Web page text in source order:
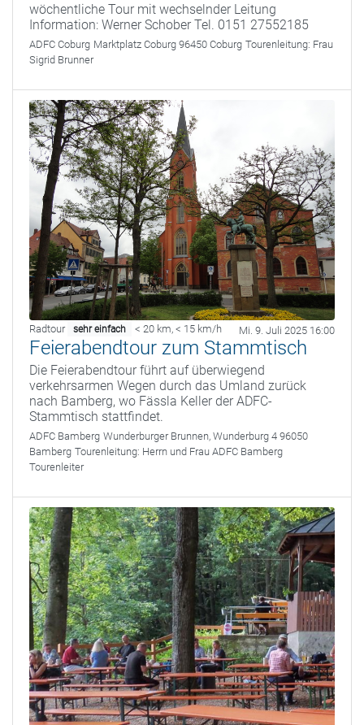
wöchentliche Tour mit wechselnder Leitung
Information: Werner Schober Tel. 0151 27552185
ADFC Coburg Marktplatz Coburg 96450 Coburg Tourenleitung: Frau
Sigrid Brunner
Radtour sehr einfach < 20 km, < 15 km/h Mi. 9. Juli 2025 16:00
Feierabendtour zum Stammtisch
Die Feierabendtour führt auf überwiegend
verkehrsarmen Wegen durch das Umland zurück
nach Bamberg, wo Fässla Keller der ADFC-
Stammtisch stattfindet.
ADFC Bamberg Wunderburger Brunnen, Wunderburg 4 96050
Bamberg Tourenleitung: Herrn und Frau ADFC Bamberg
Tourenleiter